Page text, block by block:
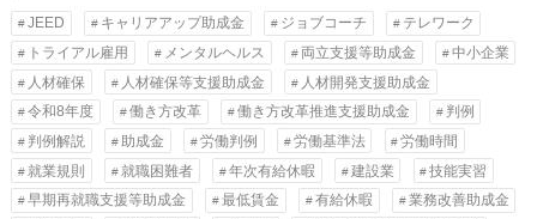
JEED キャリアアップ助成金 ジョブコーチ
テレワーク
トライアル雇用
メンタルヘルス 両立支援等助成金
中小企業
人材確保
人材確保等支援助成金
人材開発支援助成金
令和8年度
働き方改革 働き方改革推進支援助成金
判例
判例解説
助成金 労働判例 労働基準法
労働時間
就業規則
就職困難者 年次有給休暇 建設業
技能実習
早期再就職支援等助成金
最低賃金 有給休暇
業務改善助成金